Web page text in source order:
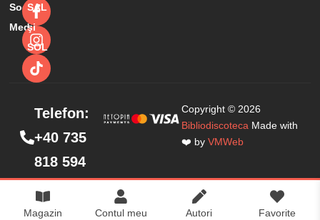
Complexul lui
Portnoy
25,00lei
Social
Media
SAL
şi
SOL
Copyright © 2026
Bibliodiscoteca Made with
❤️ byVMWeb
Telefon:
+40 735
818 594
Magazin Contul meu Autori Favorite